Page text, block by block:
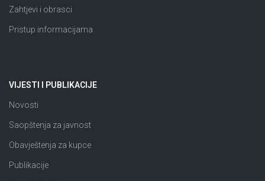
Zahtjevi i obrasci
Pristup informacijama
VIJESTI I PUBLIKACIJE
Novosti
Saopštenja za javnost
Obavještenja za kupce
Publikacije